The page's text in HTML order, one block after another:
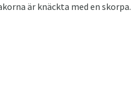
är knäckta med en skorpa.